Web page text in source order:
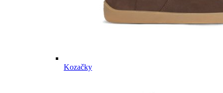
Kozačky